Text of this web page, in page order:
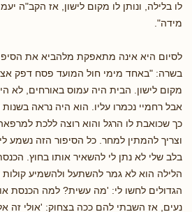
לו בלילה, ונותן לו מקום לישון, אז הקב"ה
מידה".
לסיום היא אינה מתאפקת מלהביא את
בשרה: "באחד מימי חול המועד פסח דפק
מקום לישון. הבית היה עמוס באורחים, לא
אבל רחמיי נכמרו עליו. הוא היה נראה בשנות
כך שכואבת לו הרגל והוא רוצה ללכת
וצריך להמתין למחר. כל הסיפור הזה נשמע
בלב שלי לא נתן לי להשאיר אותו בחוץ.
הלילה הוא לא גמר להשתעל ולהשמיע קולות
הגדולים לחשו לי: 'מה עשית? למה הכנסת
נעים, אז השבתי להם ככה בצחוק: 'אולי זה